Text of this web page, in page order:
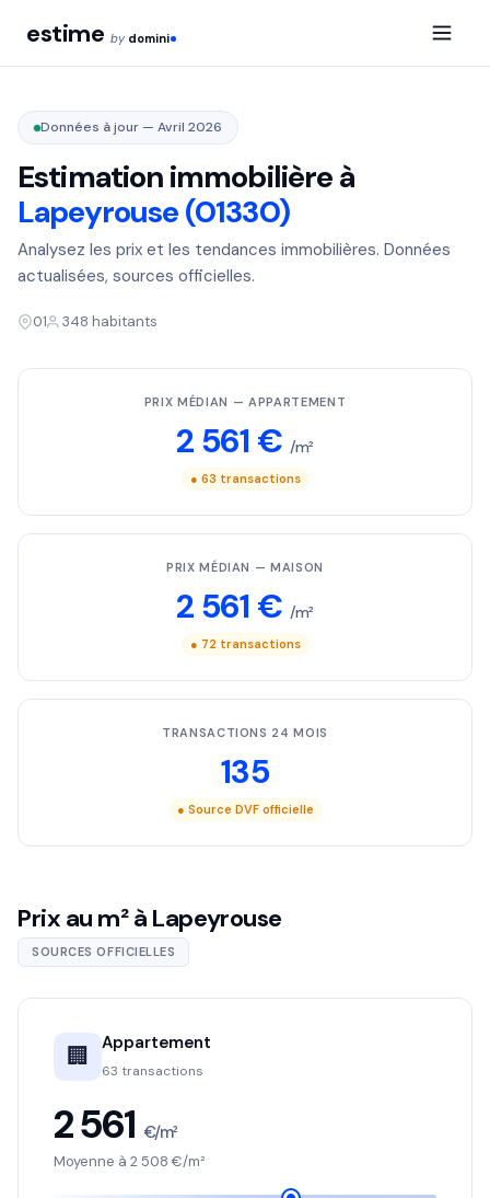
estime by domini
Données à jour — Avril 2026
Estimation immobilière à
Lapeyrouse (01330)
Analysez les prix et les tendances immobilières. Données
actualisées, sources officielles.
01 348 habitants
PRIX MÉDIAN — APPARTEMENT
2 561 € /m²
● 63 transactions
PRIX MÉDIAN — MAISON
2 561 € /m²
● 72 transactions
TRANSACTIONS 24 MOIS
135
● Source DVF officielle
Prix au m² à Lapeyrouse
SOURCES OFFICIELLES
🏢 Appartement
63 transactions
2 561 €/m²
Moyenne à 2 508 €/m²